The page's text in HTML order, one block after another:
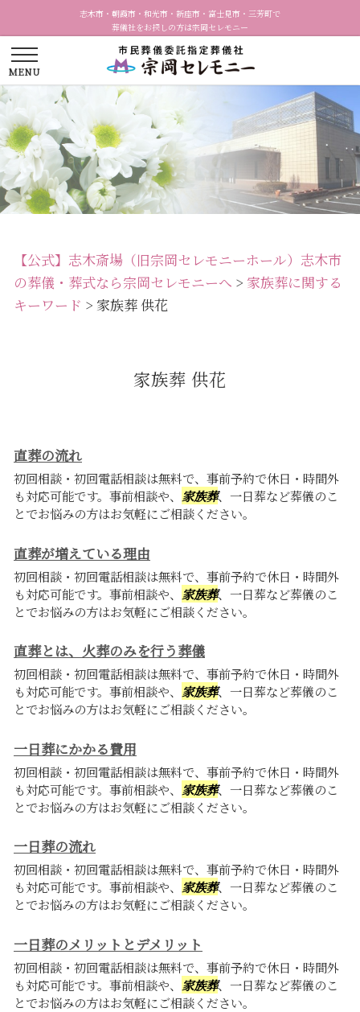
志木市・朝霞市・和光市・新座市・富士見市・三芳町で
葬儀社をお探しの方は宗岡セレモニー
【公式】志木斎場（旧宗岡セレモニーホール）志木市
の葬儀・葬式なら宗岡セレモニーへ > 家族葬に関する
キーワード > 家族葬 供花
家族葬 供花
直葬の流れ
初回相談・初回電話相談は無料で、事前予約で休日・時間外
も対応可能です。事前相談や、 家族葬、一日葬など葬儀のこ
とでお悩みの方はお気軽にご相談ください。
直葬が増えている理由
初回相談・初回電話相談は無料で、事前予約で休日・時間外
も対応可能です。事前相談や、 家族葬、一日葬など葬儀のこ
とでお悩みの方はお気軽にご相談ください。
直葬とは、火葬のみを行う葬儀
初回相談・初回電話相談は無料で、事前予約で休日・時間外
も対応可能です。事前相談や、 家族葬、一日葬など葬儀のこ
とでお悩みの方はお気軽にご相談ください。
一日葬にかかる費用
初回相談・初回電話相談は無料で、事前予約で休日・時間外
も対応可能です。事前相談や、 家族葬、一日葬など葬儀のこ
とでお悩みの方はお気軽にご相談ください。
一日葬の流れ
初回相談・初回電話相談は無料で、事前予約で休日・時間外
も対応可能です。事前相談や、 家族葬、一日葬など葬儀のこ
とでお悩みの方はお気軽にご相談ください。
一日葬のメリットとデメリット
初回相談・初回電話相談は無料で、事前予約で休日・時間外
も対応可能です。事前相談や、 家族葬、一日葬など葬儀のこ
とでお悩みの方はお気軽にご相談ください。